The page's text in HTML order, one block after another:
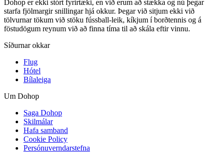
Dohop er ekki stórt fyrirtæki, en við erum að stækka og nú þegar
starfa fjölmargir snillingar hjá okkur. Þegar við sitjum ekki við
tölvurnar tökum við stöku fússball-leik, kíkjum í borðtennis og á
föstudögum reynum við að finna tíma til að skála eftir vinnu.
Síðurnar okkar
Flug
Hótel
Bílaleiga
Um Dohop
Saga Dohop
Skilmálar
Hafa samband
Cookie Policy
Persónuverndarstefna